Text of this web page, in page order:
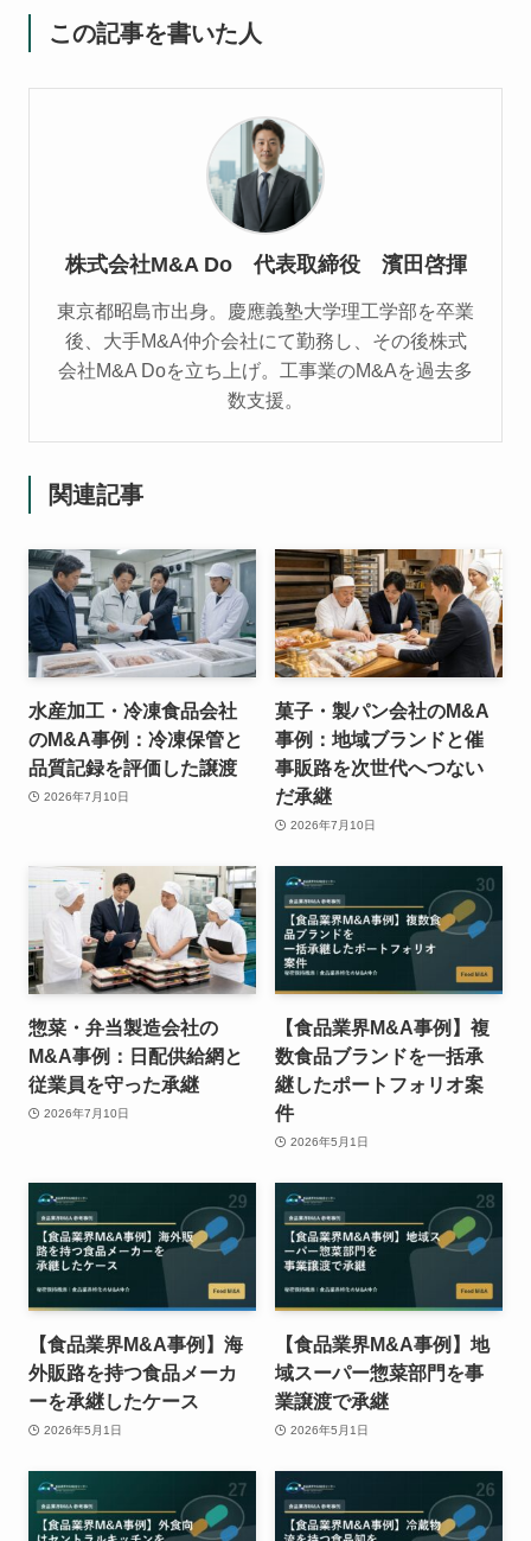
この記事を書いた人
株式会社M&A Do 代表取締役 濱田啓揮
東京都昭島市出身。慶應義塾大学理工学部を卒業
後、大手M&A仲介会社にて勤務し、その後株式
会社M&A Doを立ち上げ。工事業のM&Aを過去多
数支援。
関連記事
水産加工・冷凍食品会社
のM&A事例：冷凍保管と
品質記録を評価した譲渡
2026年7月10日
菓子・製パン会社のM&A
事例：地域ブランドと催
事販路を次世代へつない
だ承継
2026年7月10日
惣菜・弁当製造会社の
M&A事例：日配供給網と
従業員を守った承継
2026年7月10日
【食品業界M&A事例】複
数食品ブランドを一括承
継したポートフォリオ案
件
2026年5月1日
【食品業界M&A事例】海
外販路を持つ食品メーカ
ーを承継したケース
2026年5月1日
【食品業界M&A事例】地
域スーパー惣菜部門を事
業譲渡で承継
2026年5月1日